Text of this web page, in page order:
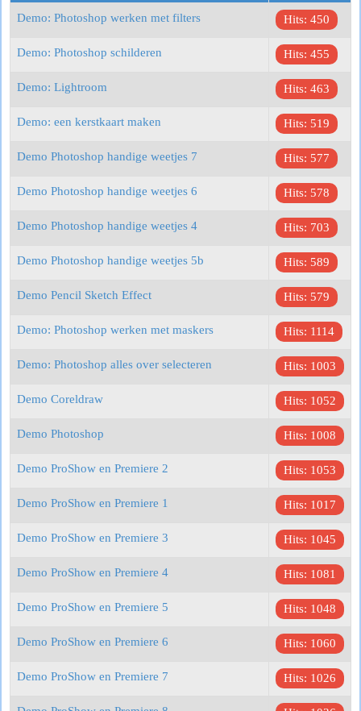
Demo: Photoshop werken met filters Hits: 450
Demo: Photoshop schilderen Hits: 455
Demo: Lightroom Hits: 463
Demo: een kerstkaart maken Hits: 519
Demo Photoshop handige weetjes 7 Hits: 577
Demo Photoshop handige weetjes 6 Hits: 578
Demo Photoshop handige weetjes 4 Hits: 703
Demo Photoshop handige weetjes 5b Hits: 589
Demo Pencil Sketch Effect Hits: 579
Demo: Photoshop werken met maskers Hits: 1114
Demo: Photoshop alles over selecteren Hits: 1003
Demo Coreldraw Hits: 1052
Demo Photoshop Hits: 1008
Demo ProShow en Premiere 2 Hits: 1053
Demo ProShow en Premiere 1 Hits: 1017
Demo ProShow en Premiere 3 Hits: 1045
Demo ProShow en Premiere 4 Hits: 1081
Demo ProShow en Premiere 5 Hits: 1048
Demo ProShow en Premiere 6 Hits: 1060
Demo ProShow en Premiere 7 Hits: 1026